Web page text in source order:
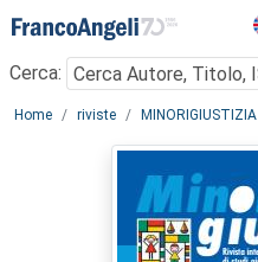
Menu
Cerca:
Main content
Home riviste MINORIGIUSTIZIA